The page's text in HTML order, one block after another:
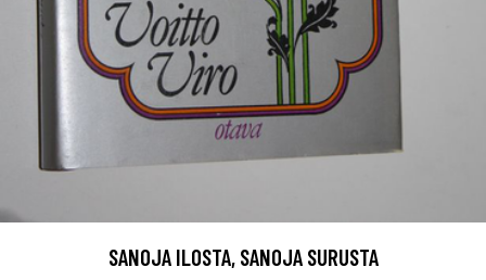
SANOJA ILOSTA, SANOJA SURUSTA